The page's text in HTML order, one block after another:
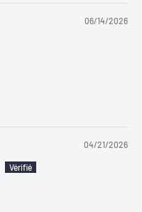
06/14/2026
04/21/2026